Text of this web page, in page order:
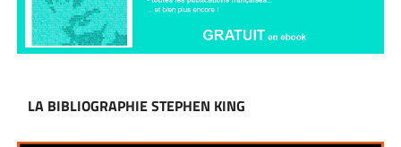
LA BIBLIOGRAPHIE STEPHEN KING